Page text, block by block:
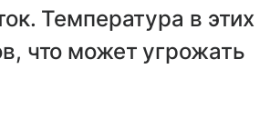
Температура в этих
что может угрожать